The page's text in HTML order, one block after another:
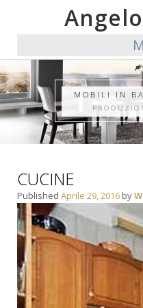
MOBILI IN
CUCINE
Published Aprile 29, 2016 by